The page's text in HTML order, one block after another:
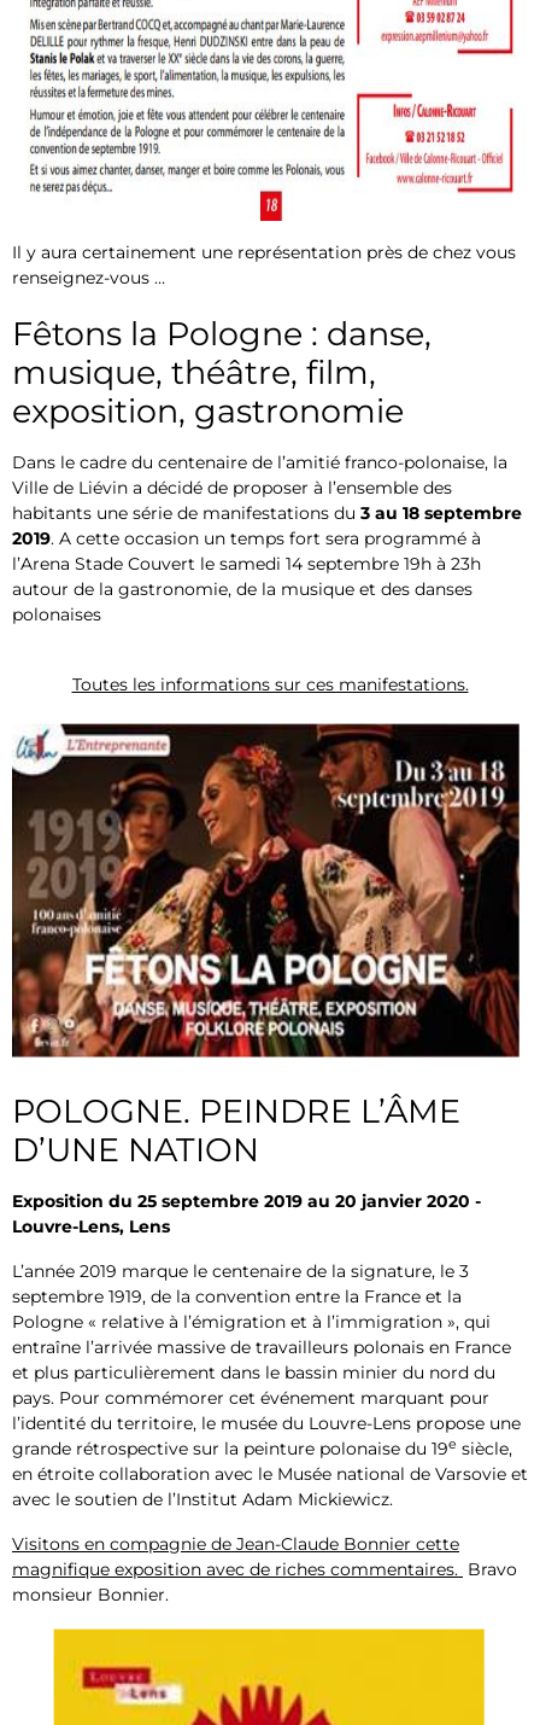
Il y aura certainement une représentation près de chez vous
renseignez-vous …
Fêtons la Pologne : danse,
musique, théâtre, film,
exposition, gastronomie
Dans le cadre du centenaire de l’amitié franco-polonaise, la
Ville de Liévin a décidé de proposer à l’ensemble des
habitants une série de manifestations du 3 au 18 septembre
2019. A cette occasion un temps fort sera programmé à
l’Arena Stade Couvert le samedi 14 septembre 19h à 23h
autour de la gastronomie, de la musique et des danses
polonaises
Toutes les informations sur ces manifestations.
POLOGNE. PEINDRE L’ÂME
D’UNE NATION
Exposition du 25 septembre 2019 au 20 janvier 2020 -
Louvre-Lens, Lens
L’année 2019 marque le centenaire de la signature, le 3
septembre 1919, de la convention entre la France et la
Pologne « relative à l’émigration et à l’immigration », qui
entraîne l’arrivée massive de travailleurs polonais en France
et plus particulièrement dans le bassin minier du nord du
pays. Pour commémorer cet événement marquant pour
l’identité du territoire, le musée du Louvre-Lens propose une
grande rétrospective sur la peinture polonaise du 19e siècle,
en étroite collaboration avec le Musée national de Varsovie et
avec le soutien de l’Institut Adam Mickiewicz.
Visitons en compagnie de Jean-Claude Bonnier cette
magnifique exposition avec de riches commentaires. Bravo
monsieur Bonnier.